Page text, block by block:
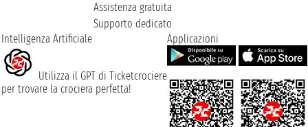
Assistenza gratuita
Supporto dedicato
Intelligenza Artificiale
Utilizza il GPT di Ticketcrociere
per trovare la crociera perfetta!
Applicazioni